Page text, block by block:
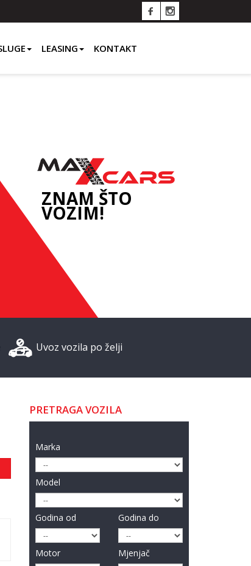
LEASING KONTAKT
ZNAM ŠTO
VOZIM!
Uvoz vozila po želji
PRETRAGA VOZILA
Marka
Model
Godina od Godina do
Motor Mjenjač